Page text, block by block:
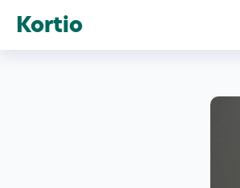
Kortio